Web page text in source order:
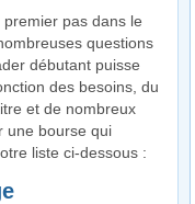
pas dans le
questions
débutant puisse
des besoins, du
et de nombreux
une bourse qui
liste ci-dessous :